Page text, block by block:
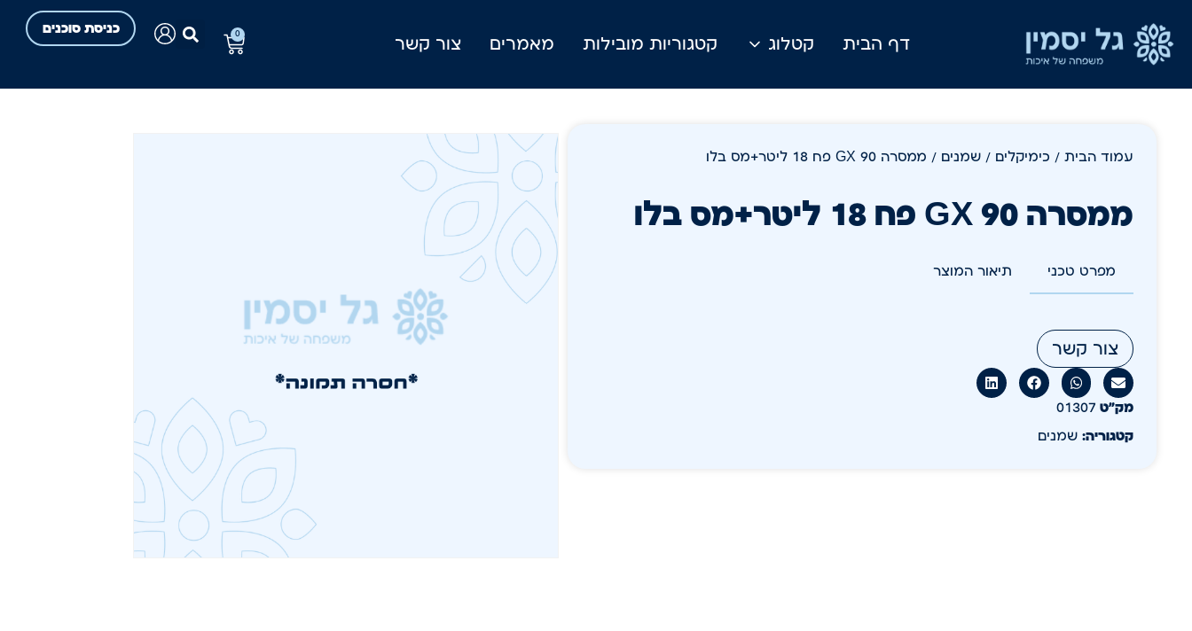
דף הבית קטלוג קטגוריות מובילות מאמרים צור קשר
כניסת סוכנים 0
עמוד הבית / כימיקלים / שמנים / ממסרה GX 90 פח 18 ליטר+מס בלו
ממסרה GX 90 פח 18 ליטר+מס בלו
מפרט טכני תיאור המוצר
צור קשר
מק״ט 01307
קטגוריה: שמנים